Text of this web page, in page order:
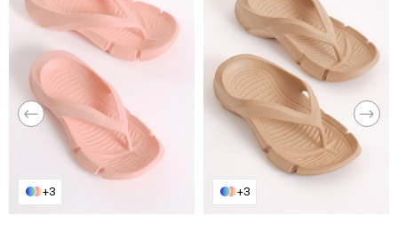
Taban Materyali Poli
Menşei TR
3 3